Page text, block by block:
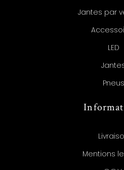
Jantes par
LED
Pneus
Mentions